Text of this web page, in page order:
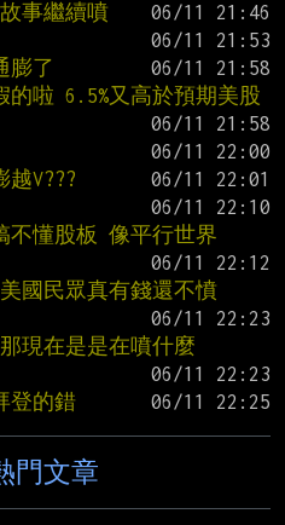
事繼續噴
膨了
的啦 6.5%又高於預期美股
V???
不懂股板 像平行世界
國民眾真有錢還不憤
現在是是在噴什麼
登的錯
門文章